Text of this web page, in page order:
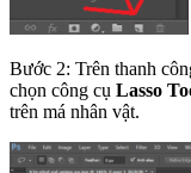
Bước 2: Trên thanh
chọn công cụ Lasso
trên má nhân vật.